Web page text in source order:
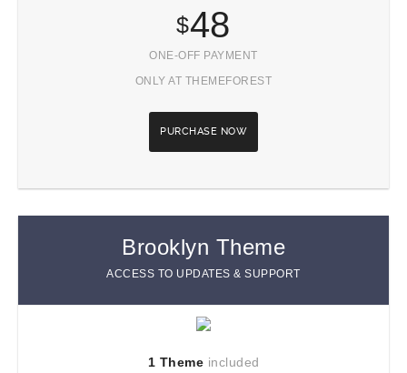
$48
ONE-OFF PAYMENT
ONLY AT THEMEFOREST
PURCHASE NOW
Brooklyn Theme
ACCESS TO UPDATES & SUPPORT
1 Theme included